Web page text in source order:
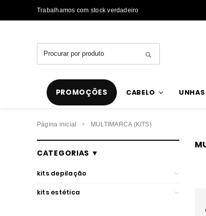
Trabalhamos com stock verdadeiro
PROMOÇÕES CABELO UNHAS
Página inicial MULTIMARCA (KITS)
CATEGORIAS ▼
kits depilação
kits estética